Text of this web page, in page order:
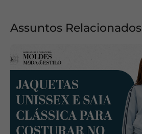
Assuntos Relacionados